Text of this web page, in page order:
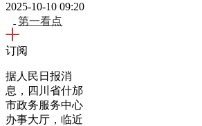
2025-10-10 09:20
第一看点
订阅
据人民日报消
息，四川省什邡
市政务服务中心
办事大厅，临近